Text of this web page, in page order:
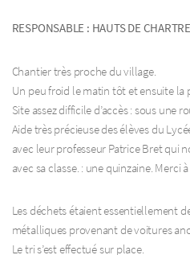
RESPONSABLE : HAUTS DE
Chantier très proche du village.
Un peu froid le matin tôt et ensuite
Site assez difficile d’accès : sous une
Aide très précieuse des élèves du
avec leur professeur Patrice Bret qui
avec sa classe. : une quinzaine. Merci
Les déchets étaient essentiellement
métalliques provenant de voitures
Le tri s’est effectué sur place.